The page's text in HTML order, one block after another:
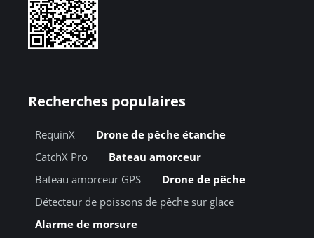
Recherches populaires
RequinX
Drone de pêche étanche
CatchX Pro
Bateau amorceur
Bateau amorceur GPS
Drone de pêche
Détecteur de poissons de pêche sur glace
Alarme de morsure